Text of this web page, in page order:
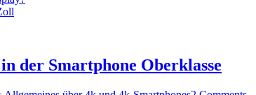
der Smartphone Oberklasse